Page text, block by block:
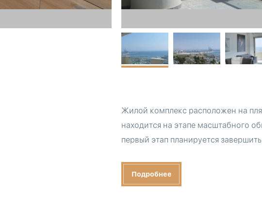
Жилой комплекс расположен на
находится на этапе масштабного
первый этап планируется
Подробнее